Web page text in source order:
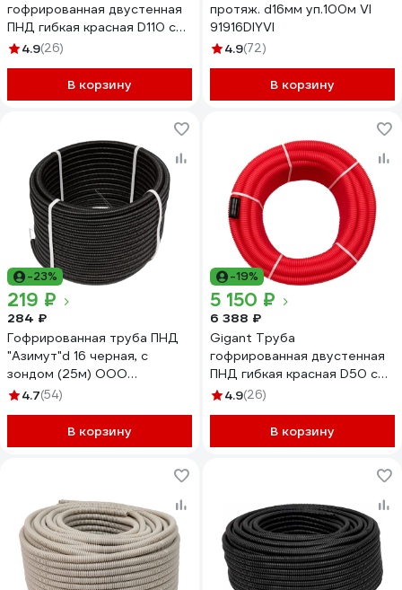
гофрированная двустенная
ПНД гибкая красная D110 с
зондом 50м 801110GI
4.9(26)
В корзину
протяж. d16мм уп.100м VI
91916DIYVI
4.9(72)
В корзину
-23%
219 ₽
284 ₽
Гофрированная труба ПНД
"Азимут"d 16 черная, с
зондом (25м) ООО
00000001297
4.7(54)
В корзину
-19%
5 150 ₽
6 388 ₽
Gigant Труба
гофрированная двустенная
ПНД гибкая красная D50 с
зондом 50м 801050GI
4.9(26)
В корзину